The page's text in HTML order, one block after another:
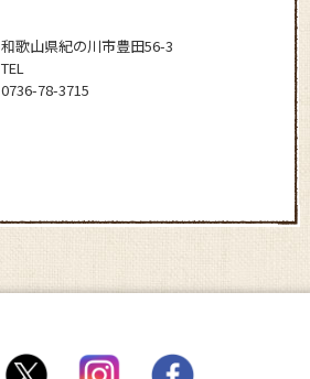
和歌山県紀の川市豊田56-3
TEL
0736-78-3715